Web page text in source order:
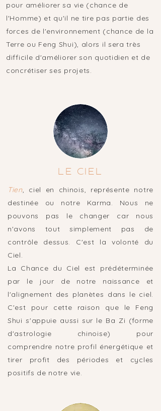
pour améliorer sa vie (chance de
l'Homme) et qu'il ne tire pas partie des
forces de l'environnement (chance de la
Terre ou Feng Shui), alors il sera très
difficile d'améliorer son quotidien et de
concrétiser ses projets.
LE CIEL
Tien, ciel en chinois, représente notre
destinée ou notre Karma. Nous ne
pouvons pas le changer car nous
n'avons tout simplement pas de
contrôle dessus. C'est la volonté du
Ciel.
La Chance du Ciel est prédéterminée
par le jour de notre naissance et
l'alignement des planètes dans le ciel.
C'est pour cette raison que le Feng
Shui s'appuie aussi sur le Ba Zi (forme
d'astrologie chinoise) pour
comprendre notre profil énergétique et
tirer profit des périodes et cycles
positifs de notre vie.